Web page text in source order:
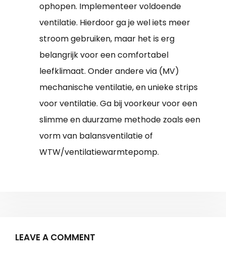
ophopen. Implementeer voldoende
ventilatie. Hierdoor ga je wel iets meer
stroom gebruiken, maar het is erg
belangrijk voor een comfortabel
leefklimaat. Onder andere via (MV)
mechanische ventilatie, en unieke strips
voor ventilatie. Ga bij voorkeur voor een
slimme en duurzame methode zoals een
vorm van balansventilatie of
WTW/ventilatiewarmtepomp.
LEAVE A COMMENT